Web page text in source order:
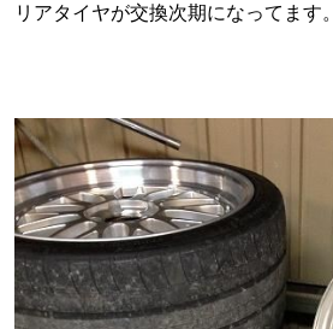
リアタイヤが交換次期になってます。